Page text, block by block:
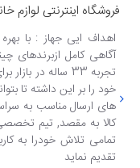
فروشگاه اینترنتی لوازم
اهداف ایی جهاز : با
آگاهی کامل ازبرندهای
تجربه 33 ساله
خود را بر این داشته تا
های ارسال مناسب به
کالا به مقصد, تیم
تمامی تلاش خودرا به
تقدیم نماید